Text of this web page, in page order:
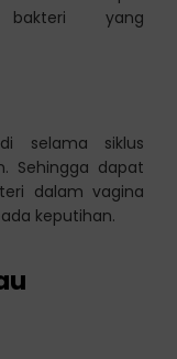
bakteri yang
selama siklus
Sehingga dapat
dalam vagina
keputihan.